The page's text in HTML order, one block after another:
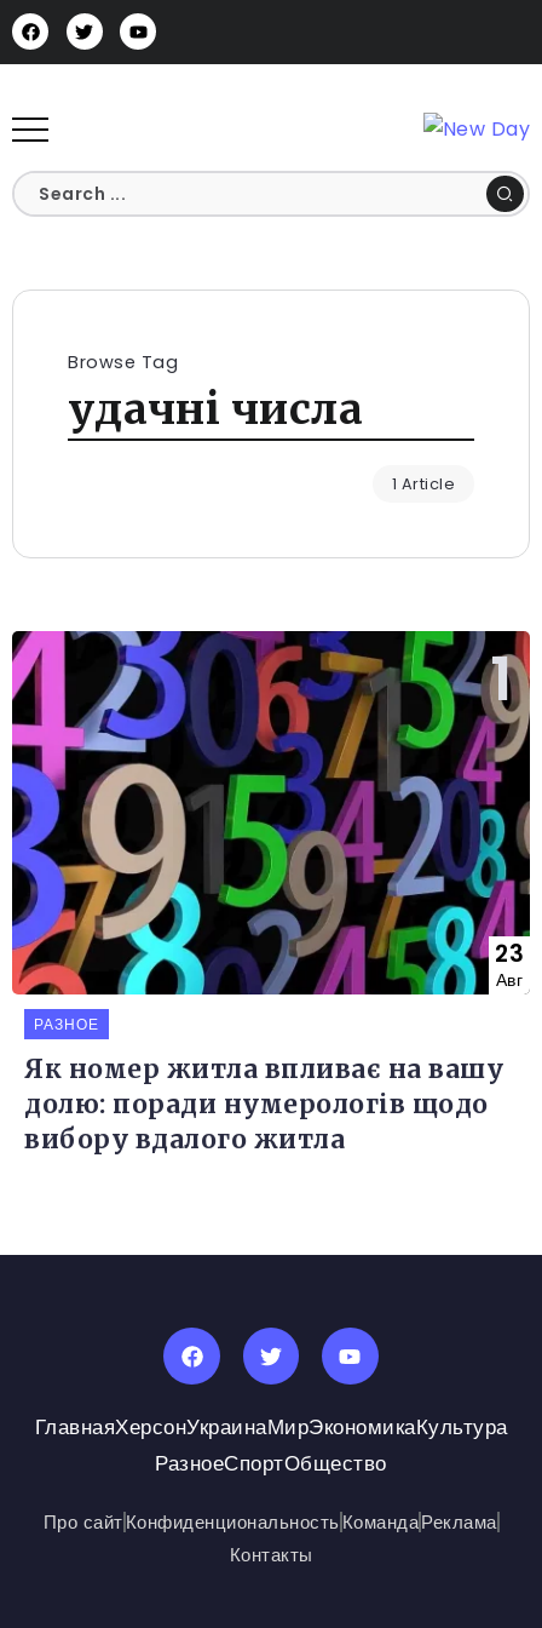
Browse Tag
удачні числа
1 Article
23
Авг
РАЗНОЕ
Як номер житла впливає на вашу
долю: поради нумерологів щодо
вибору вдалого житла
ГлавнаяХерсонУкраинаМирЭкономикаКультура
РазноеСпортОбщество
Про сайтКонфиденциональностьКомандаРеклама
Контакты